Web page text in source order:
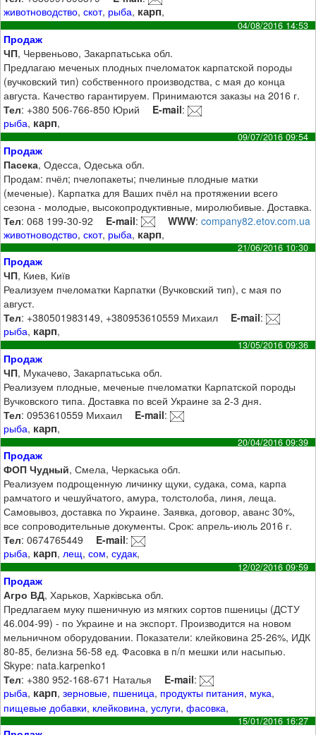
животноводство,скот, рыба, карп,
04/08/2016 14:53
Продаж
ЧП, Червеньово, Закарпатьська обл.
Предлагаю меченых плодных пчеломаток карпатской породы
(вучковский тип) собственного производства, с мая до конца
августа. Качество гарантируем. Принимаются заказы на 2016 г.
Тел: +380 506-766-850 Юрий E-mail:
рыба, карп,
09/07/2016 09:54
Продаж
Пасека, Одесса, Одеська обл.
Продам: пчёл; пчелопакеты; пчелиные плодные матки
(меченые). Карпатка для Ваших пчёл на протяжении всего
сезона - молодые, высокопродуктивные, миролюбивые. Доставка.
Тел: 068 199-30-92 E-mail: WWW:company82.etov.com.ua
животноводство,скот, рыба, карп,
21/06/2016 10:30
Продаж
ЧП, Киев, Київ
Реализуем пчеломатки Карпатки (Вучковский тип), с мая по
август.
Тел: +380501983149, +380953610559 Михаил E-mail:
рыба, карп,
13/05/2016 09:36
Продаж
ЧП, Мукачево, Закарпатьська обл.
Реализуем плодные, меченые пчеломатки Карпатской породы
Вучковского типа. Доставка по всей Украине за 2-3 дня.
Тел: 0953610559 Михаил E-mail:
рыба, карп,
20/04/2016 09:39
Продаж
ФОП Чудный, Смела, Черкаська обл.
Реализуем подрощенную личинку щуки, судака, сома, карпа
рамчатого и чешуйчатого, амура, толстолоба, линя, леща.
Самовывоз, доставка по Украине. Заявка, договор, аванс 30%,
все сопроводительные документы. Срок: апрель-июль 2016 г.
Тел: 0674765449 E-mail:
рыба, карп,лещ,сом,судак,
12/02/2016 09:59
Продаж
Агро ВД, Харьков, Харківська обл.
Предлагаем муку пшеничную из мягких сортов пшеницы (ДСТУ
46.004-99) - по Украине и на экспорт. Производится на новом
мельничном оборудовании. Показатели: клейковина 25-26%, ИДК
80-85, белизна 56-58 ед. Фасовка в п/п мешки или насыпью.
Skype: nata.karpenko1
Тел: +380 952-168-671 Наталья E-mail:
рыба, карп,зерновые, пшеница, продукты питания, мука,
пищевые добавки, клейковина,услуги,фасовка,
15/01/2016 16:27